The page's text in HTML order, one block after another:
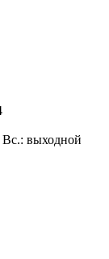
Вс.: выходной